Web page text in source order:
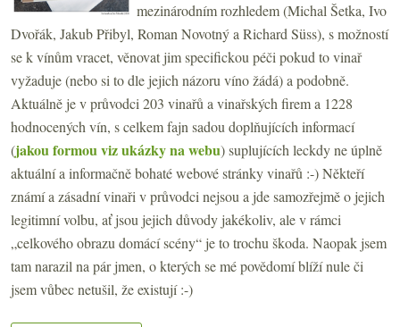
mezinárodním rozhledem (Michal Šetka, Ivo
Dvořák, Jakub Přibyl, Roman Novotný a Richard Süss), s možností
se k vínům vracet, věnovat jim specifickou péči pokud to vinař
vyžaduje (nebo si to dle jejich názoru víno žádá) a podobně.
Aktuálně je v průvodci 203 vinařů a vinařských firem a 1228
hodnocených vín, s celkem fajn sadou doplňujících informací
(jakou formou viz ukázky na webu) suplujících leckdy ne úplně
aktuální a informačně bohaté webové stránky vinařů :-) Někteří
známí a zásadní vinaři v průvodci nejsou a jde samozřejmě o jejich
legitimní volbu, ať jsou jejich důvody jakékoliv, ale v rámci
„celkového obrazu domácí scény“ je to trochu škoda. Naopak jsem
tam narazil na pár jmen, o kterých se mé povědomí blíží nule či
jsem vůbec netušil, že existují :-)